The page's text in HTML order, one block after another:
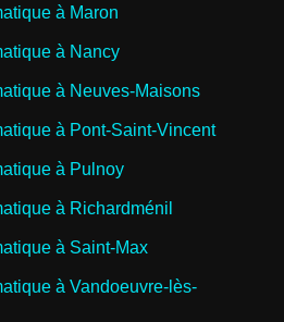
à Maron
à Nancy
à Neuves-Maisons
à Pont-Saint-Vincent
à Pulnoy
à Richardménil
à Saint-Max
à Vandoeuvre-lès-